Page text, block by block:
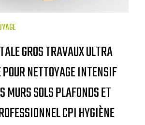
GROS TRAVAUX ULTRA
NETTOYAGE INTENSIF
MURS SOLS PLAFONDS ET
CPI HYGIÈNE